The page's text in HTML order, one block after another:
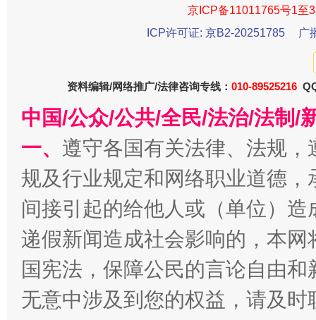
揭开“小金库”的免责幌子
受贿1.44亿！段成刚被判无期 从幼
京ICP备11011765号1至
ICP许可证: 京B2-20251785
广
资料编辑/网络推广/法律咨询专线： 010-89525216
中国/公众/公共/全民/法治/法制/
一、 遵守各国有关法律、法规
规及行业规定和网络职业道德
间接引起的给他人或（单位）
递假新闻造成社会影响的，本
国宪法，保障公民的言论自由
无意中涉及到您的权益，请及